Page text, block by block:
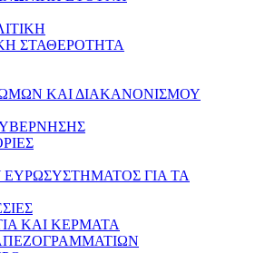
ΣΤΑΘΕΡΟΤΗΤΑ
ΚΑΙ ΔΙΑΚΑΝΟΝΙΣΜΟΥ
ΕΥΡΩΣΥΣΤΗΜΑΤΟΣ ΓΙΑ ΤΑ
ΚΑΙ ΚΕΡΜΑΤΑ